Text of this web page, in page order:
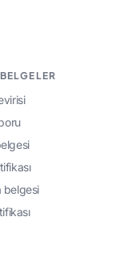
belgesi